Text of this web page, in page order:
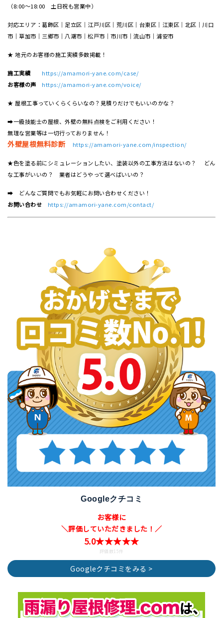
（8:00～18:00 土日祝も営業中）
対応エリア：葛飾区｜足立区｜江戸川区｜荒川区｜台東区｜江東区｜北区｜川口
市｜草加市｜三郷市｜八潮市｜松⼾市｜市川市｜流⼭市｜浦安市
★ 地元のお客様の施工実績多数掲載！
施工実績
https://amamori-yane.com/case/
お客様の声
https://amamori-yane.com/voice/
★ 屋根工事っていくらくらいなの？見積りだけでもいいのかな？
➡一級技能士の屋根、外壁の無料点検をご利用ください！
無理な営業等は一切行っておりません！
外壁屋根無料診断 https://amamori-yane.com/inspection/
★色を塗る前にシミュレーションしたい、塗装以外の工事方法はないの？ どん
な工事がいいの？ 業者はどうやって選べばいいの？
➡ どんなご質問でもお気軽にお問い合わせください！
お問い合わせ
https://amamori-yane.com/contact/
Googleクチコミ
お客様に
＼評価していただきました！／
5.0★★★★★
評価数15件
Googleクチコミをみる >